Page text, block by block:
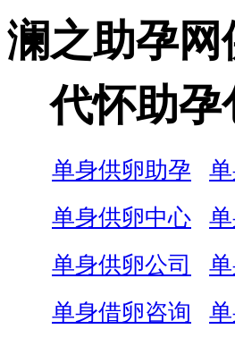
澜之助孕网
代怀助孕
单身供卵助孕
单身供卵中心
单身供卵公司
单身借卵咨询